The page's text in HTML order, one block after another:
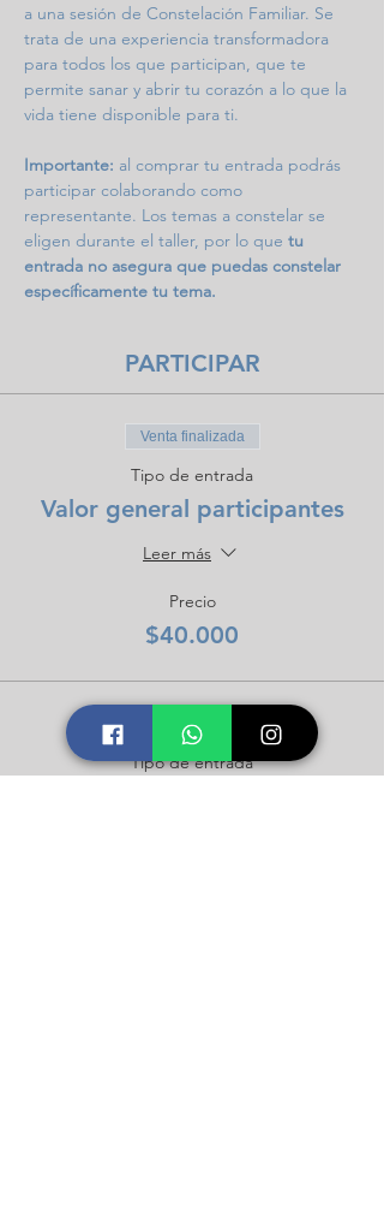
a una sesión de Constelación Familiar. Se
trata de una experiencia transformadora
para todos los que participan, que te
permite sanar y abrir tu corazón a lo que la
vida tiene disponible para ti.
Importante: al comprar tu entrada podrás
participar colaborando como
representante. Los temas a constelar se
eligen durante el taller, por lo que tu
entrada no asegura que puedas constelar
específicamente tu tema.
PARTICIPAR
Venta finalizada
Tipo de entrada
Valor general participantes
Leer más
Precio
$40.000
Venta finalizada
Tipo de entrada